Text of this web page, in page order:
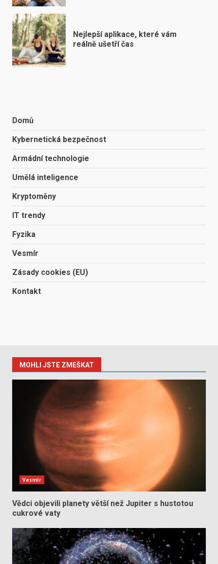
Nejlepší aplikace, které vám
reálně ušetří čas
Domů
Kybernetická bezpečnost
Armádní technologie
Umělá inteligence
Kryptoměny
IT trendy
Fyzika
Vesmír
Zásady cookies (EU)
Kontakt
MOHLI JSTE ZMEŠKAT
Vesmír
Vědci objevili planety větší než Jupiter s hustotou
cukrové vaty